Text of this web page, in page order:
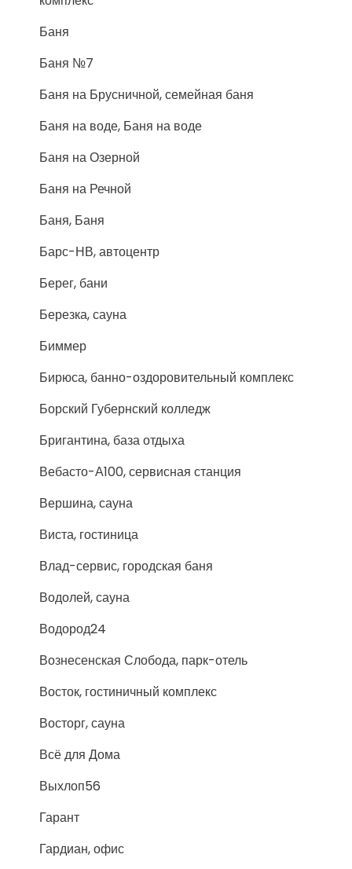
Баня
Баня №7
Баня на Брусничной, семейная баня
Баня на воде, Баня на воде
Баня на Озерной
Баня на Речной
Баня, Баня
Барс-НВ, автоцентр
Берег, бани
Березка, сауна
Биммер
Бирюса, банно-оздоровительный комплекс
Борский Губернский колледж
Бригантина, база отдыха
Вебасто-А100, сервисная станция
Вершина, сауна
Виста, гостиница
Влад-сервис, городская баня
Водолей, сауна
Водород24
Вознесенская Слобода, парк-отель
Восток, гостиничный комплекс
Восторг, сауна
Всё для Дома
Выхлоп56
Гарант
Гардиан, офис